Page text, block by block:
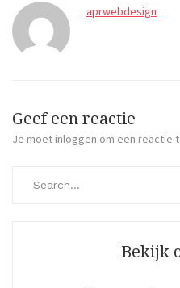
aprwebdesign
Geef een reactie
Je moet inloggen om een reactie
Bekijk